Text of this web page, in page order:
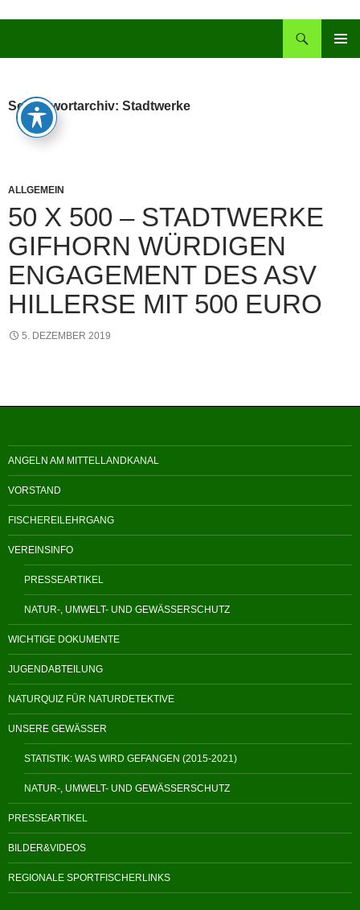
Schlagwortarchiv: Stadtwerke
ALLGEMEIN
50 X 500 – STADTWERKE
GIFHORN WÜRDIGEN
ENGAGEMENT DES ASV
HILLERSE MIT 500 EURO
5. DEZEMBER 2019
ANGELN AM MITTELLANDKANAL
VORSTAND
FISCHEREILEHRGANG
VEREINSINFO
PRESSEARTIKEL
NATUR-, UMWELT- UND GEWÄSSERSCHUTZ
WICHTIGE DOKUMENTE
JUGENDABTEILUNG
NATURQUIZ FÜR NATURDETEKTIVE
UNSERE GEWÄSSER
STATISTIK: WAS WIRD GEFANGEN (2015-2021)
NATUR-, UMWELT- UND GEWÄSSERSCHUTZ
PRESSEARTIKEL
BILDER&VIDEOS
REGIONALE SPORTFISCHERLINKS